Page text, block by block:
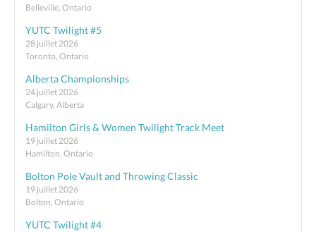
Belleville, Ontario
YUTC Twilight #5
28 juillet 2026
Toronto, Ontario
Alberta Championships
24 juillet 2026
Calgary, Alberta
Hamilton Girls & Women Twilight Track Meet
19 juillet 2026
Hamilton, Ontario
Bolton Pole Vault and Throwing Classic
19 juillet 2026
Bolton, Ontario
YUTC Twilight #4